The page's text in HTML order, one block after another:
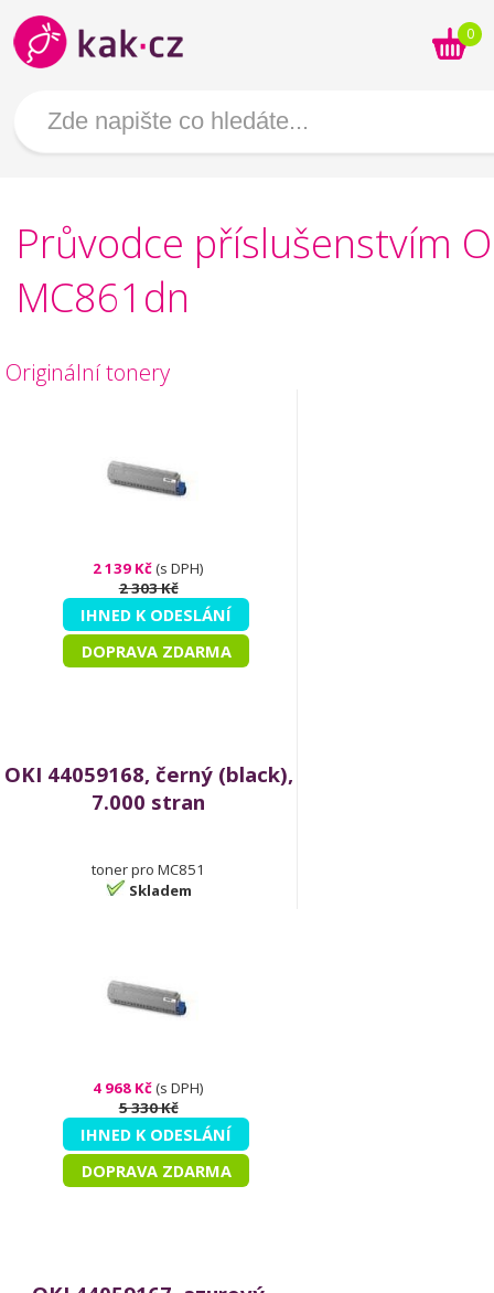
0
Průvodce příslušenstvím
MC861dn
Originální tonery
2 139 Kč(s DPH)
2 303 Kč
IHNED K ODESLÁNÍ
DOPRAVA ZDARMA
OKI 44059168, černý (black),
7.000 stran
toner pro MC851
Skladem
4 968 Kč(s DPH)
5 330 Kč
IHNED K ODESLÁNÍ
DOPRAVA ZDARMA